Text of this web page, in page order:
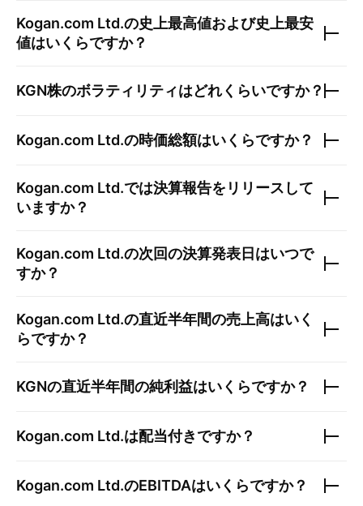
Kogan.com Ltd.の史上最高値および史上最安
値はいくらですか？
KGN株のボラティリティはどれくらいですか？
Kogan.com Ltd.の時価総額はいくらですか？
Kogan.com Ltd.では決算報告をリリースして
いますか？
Kogan.com Ltd.の次回の決算発表日はいつで
すか？
Kogan.com Ltd.の直近半年間の売上高はいく
らですか？
KGNの直近半年間の純利益はいくらですか？
Kogan.com Ltd.は配当付きですか？
Kogan.com Ltd.のEBITDAはいくらですか？